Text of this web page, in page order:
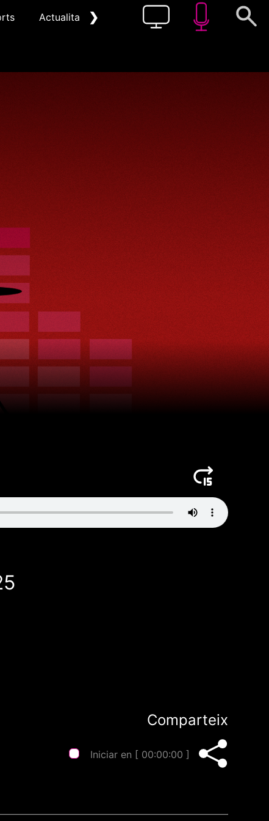
Actualitat Pòdcast
❯
Comparteix
Iniciar en [ 00:00:00 ]